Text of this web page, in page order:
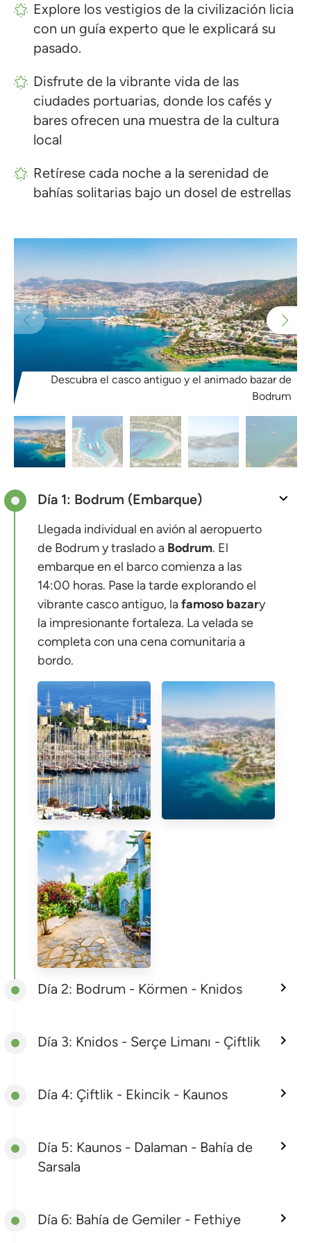
Explore los vestigios de la civilización licia
con un guía experto que le explicará su
pasado.
Disfrute de la vibrante vida de las
ciudades portuarias, donde los cafés y
bares ofrecen una muestra de la cultura
local
Retírese cada noche a la serenidad de
bahías solitarias bajo un dosel de estrellas
Descubra el casco antiguo y el animado bazar de
Bodrum
Día 1: Bodrum (Embarque)
Llegada individual en avión al aeropuerto
de Bodrum y traslado a Bodrum. El
embarque en el barco comienza a las
14:00 horas. Pase la tarde explorando el
vibrante casco antiguo, lafamoso bazary
la impresionante fortaleza. La velada se
completa con una cena comunitaria a
bordo.
Día 2: Bodrum - Körmen - Knidos
Día 3: Knidos - Serçe Limanı - Çiftlik
Día 4: Çiftlik - Ekincik - Kaunos
Día 5: Kaunos - Dalaman - Bahía de
Sarsala
Día 6: Bahía de Gemiler - Fethiye